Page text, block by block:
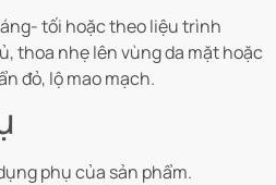
tối hoặc theo liệu trình
thoa nhẹ lên vùng da mặt hoặc
đỏ, lộ mao mạch.
phụ của sản phẩm.